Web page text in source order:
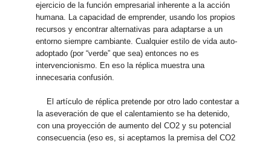
ejercicio de la función empresarial inherente a la acción
humana. La capacidad de emprender, usando los propios
recursos y encontrar alternativas para adaptarse a un
entorno siempre cambiante. Cualquier estilo de vida auto-
adoptado (por “verde” que sea) entonces no es
intervencionismo. En eso la réplica muestra una
innecesaria confusión.
El artículo de réplica pretende por otro lado contestar a
la aseveración de que el calentamiento se ha detenido,
con una proyección de aumento del CO2 y su potencial
consecuencia (eso es, si aceptamos la premisa del CO2